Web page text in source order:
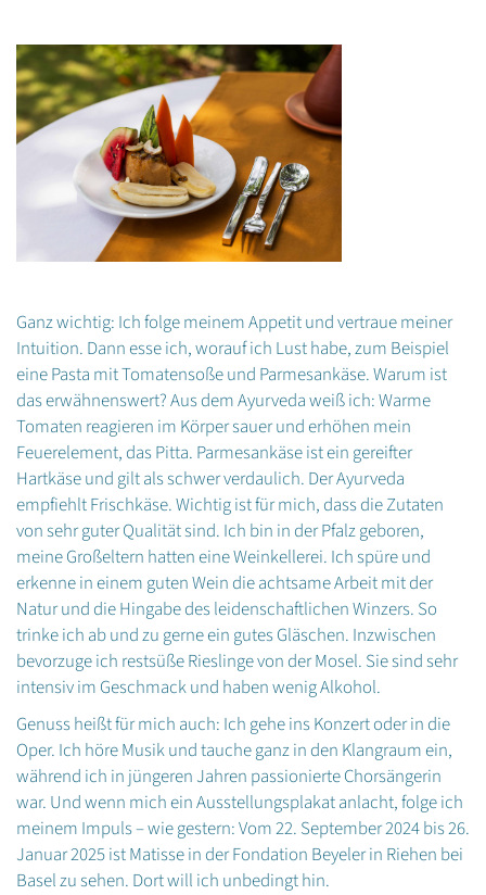
Ganz wichtig: Ich folge meinem Appetit und vertraue meiner
Intuition. Dann esse ich, worauf ich Lust habe, zum Beispiel
eine Pasta mit Tomatensoße und Parmesankäse. Warum ist
das erwähnenswert? Aus dem Ayurveda weiß ich: Warme
Tomaten reagieren im Körper sauer und erhöhen mein
Feuerelement, das Pitta. Parmesankäse ist ein gereifter
Hartkäse und gilt als schwer verdaulich. Der Ayurveda
empfiehlt Frischkäse. Wichtig ist für mich, dass die Zutaten
von sehr guter Qualität sind. Ich bin in der Pfalz geboren,
meine Großeltern hatten eine Weinkellerei. Ich spüre und
erkenne in einem guten Wein die achtsame Arbeit mit der
Natur und die Hingabe des leidenschaftlichen Winzers. So
trinke ich ab und zu gerne ein gutes Gläschen. Inzwischen
bevorzuge ich restsüße Rieslinge von der Mosel. Sie sind sehr
intensiv im Geschmack und haben wenig Alkohol.
Genuss heißt für mich auch: Ich gehe ins Konzert oder in die
Oper. Ich höre Musik und tauche ganz in den Klangraum ein,
während ich in jüngeren Jahren passionierte Chorsängerin
war. Und wenn mich ein Ausstellungsplakat anlacht, folge ich
meinem Impuls – wie gestern: Vom 22. September 2024 bis 26.
Januar 2025 ist Matisse in der Fondation Beyeler in Riehen bei
Basel zu sehen. Dort will ich unbedingt hin.